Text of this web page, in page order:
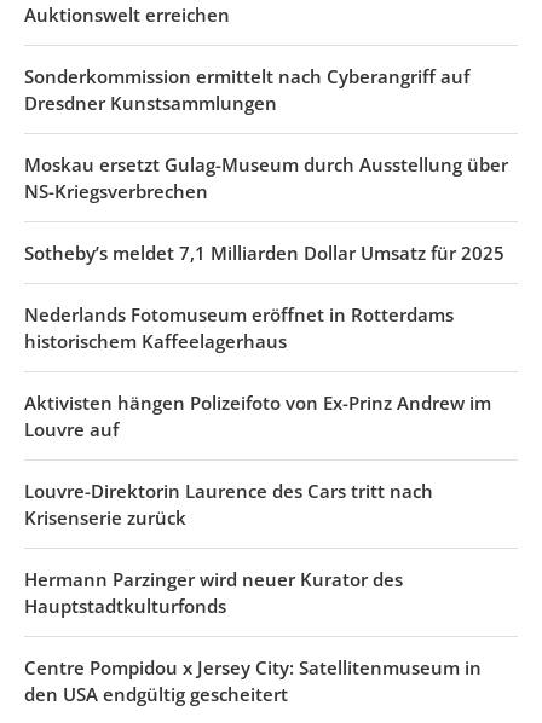
Auktionswelt erreichen
Sonderkommission ermittelt nach Cyberangriff auf
Dresdner Kunstsammlungen
Moskau ersetzt Gulag-Museum durch Ausstellung über
NS-Kriegsverbrechen
Sotheby’s meldet 7,1 Milliarden Dollar Umsatz für 2025
Nederlands Fotomuseum eröffnet in Rotterdams
historischem Kaffeelagerhaus
Aktivisten hängen Polizeifoto von Ex-Prinz Andrew im
Louvre auf
Louvre-Direktorin Laurence des Cars tritt nach
Krisenserie zurück
Hermann Parzinger wird neuer Kurator des
Hauptstadtkulturfonds
Centre Pompidou x Jersey City: Satellitenmuseum in
den USA endgültig gescheitert